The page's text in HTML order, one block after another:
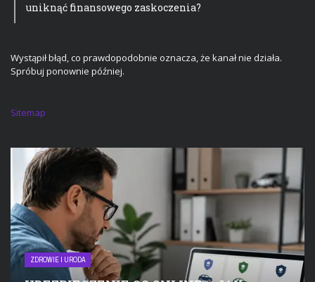
uniknąć finansowego zaskoczenia?
Wystąpił błąd, co prawdopodobnie oznacza, że kanał nie działa.
Spróbuj ponownie później.
Sitemap
ZDROWIE I URODA